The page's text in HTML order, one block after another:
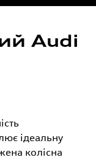
Audi
ідеальну
колісна